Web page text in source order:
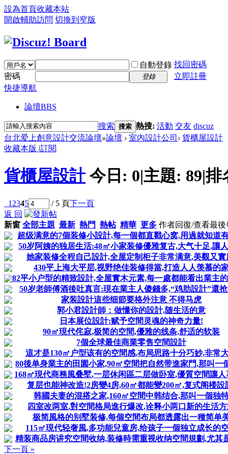
設為首頁收藏本站
開啟輔助訪問 切換到窄版
自動登錄 找回密碼
密碼
登錄
立即註冊
快捷導航
論壇BBS
搜索 搜索 熱搜: 活動 交友 discuz
台北爱上創意設計交流論壇»論壇 › 室內設計公司 › 貨櫃屋設計
收藏本版 |訂閱
貨櫃屋設計 今日: 0|主題: 89|排
1 2345 / 5 頁下一頁
返 回
新窗 全部主題 最新 熱門 熱帖 精華 更多 作者回復/查看最後
超级满意的7個装修小設計,每一個都直戳心窝,用過就知道
50岁阿姨的独居生活:48㎡小家装修優雅复古,大气十足,讓
她家装修全程自己設計,全屋定制柜子非常满意,美觀又實
430平上海大平层,视野绝佳装修得當,打造人人羡慕的
82平小户型的精致設計,全屋實木元素,每一處都能看出業主
50岁老師傅酒後吐真言:現在業主人傻錢多,“鸡肋設計”還
家装設計這些细節要格外注意 不得马虎
郭小君設計師：做懂你的設計,随生活的意
日本展位設計:赋予空間灵魂的神奇力量!
90㎡現代侘寂,极简的空間,優雅的线条,舒适的软装
7個全球最佳商業零售空間設計
這才是130㎡户型该有的空間感,布局思路十分巧妙,非常
80後单身業主的田園小家,90㎡空間把自然带進家門,那叫一
168㎡現代商務風叠墅,一层休闲區二层做卧室,優質空間讓人
复层也能神改造!2房變4房,60㎡都能變200㎡,复式阁楼設
韩國夫妻的混搭之家,160㎡空間中韩结合,那叫一個独
四室改两室,對空間格局進行爆改,诠释小两口新的生活
极简風格的别墅装修,每個空間布局都透露出一種简单
115㎡現代轻奢風,多功能兒童房,给孩子一個独立成长的
精装商品房讲究空間收纳,装修時需重视收纳空間規劃,尤其
下一頁 »